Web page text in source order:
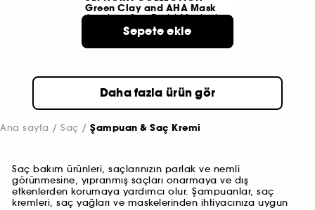
Green Clay and AHA Mask
Arındırıcı Saç Derisi Maskesi
3
999 TL
Sepete ekle
Daha fazla ürün gör
Ana sayfa Saç Şampuan & Saç Kremi
Saç bakım ürünleri, saçlarınızın parlak ve nemli
görünmesine, yıpranmış saçları onarmaya ve dış
etkenlerden korumaya yardımcı olur. Şampuanlar, saç
kremleri, saç yağları ve maskelerinden ihtiyacınıza uygun